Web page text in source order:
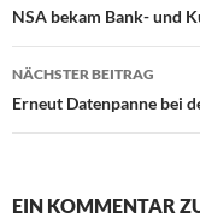
NSA bekam Bank- und
NÄCHSTER BEITRAG
Erneut Datenpanne bei
EIN KOMMENTAR